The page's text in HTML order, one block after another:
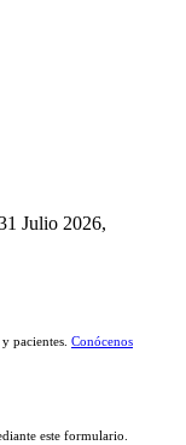
Julio 2026,
pacientes. Conócenos
este formulario.